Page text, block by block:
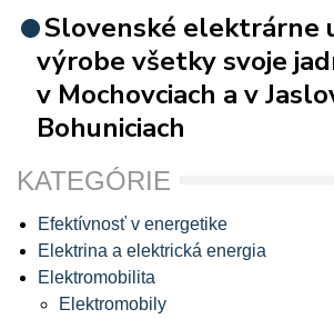
Slovenské elektrárne
výrobe všetky svoje
v Mochovciach a v
Bohuniciach
KATEGÓRIE
Efektívnosť v energetike
Elektrina a elektrická energia
Elektromobilita
Elektromobily